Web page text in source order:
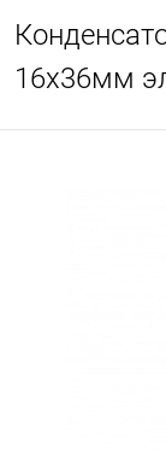
16х36мм